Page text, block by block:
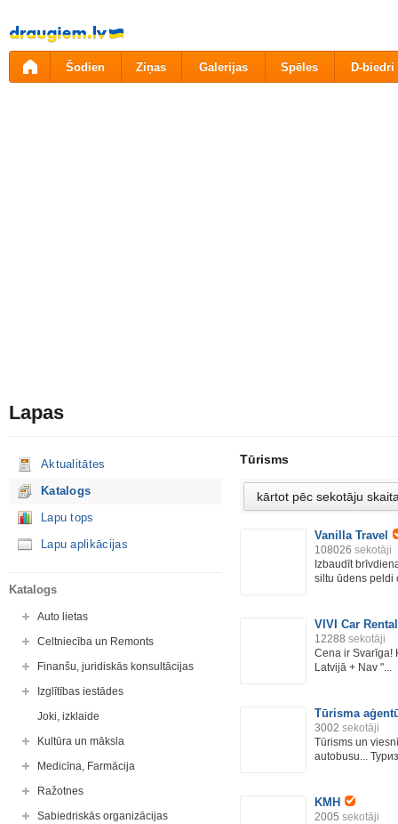
Pāriet
uz
saturu
Šodien Ziņas Galerijas Spēles D-biedri
Lapas
Aktualitātes
Katalogs
Lapu tops
Lapu aplikācijas
Katalogs
Auto lietas
Celtniecība un Remonts
Finanšu, juridiskās konsultācijas
Izglītības iestādes
Joki, izklaide
Kultūra un māksla
Medicīna, Farmācija
Ražotnes
Sabiedriskās organizācijas
Tūrisms
Vanilla Travel
108026 sekotāji
Izbaudīt
siltu ūdens peldi
VIVI Car Rental
12288 sekotāji
Cena ir Svarīga!
Latvijā + Nav "...
Tūrisma
3002 sekotāji
Tūrisms un
autobusu...
KMH
2005 sekotāji